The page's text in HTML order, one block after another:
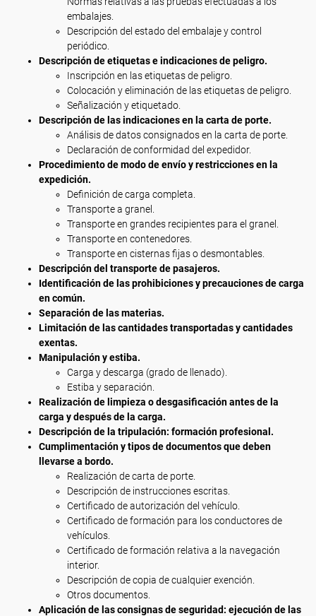
embalajes.
Descripción del estado del embalaje y control
periódico.
Descripción de etiquetas e indicaciones de peligro.
Inscripción en las etiquetas de peligro.
Colocación y eliminación de las etiquetas de peligro.
Señalización y etiquetado.
Descripción de las indicaciones en la carta de porte.
Análisis de datos consignados en la carta de porte.
Declaración de conformidad del expedidor.
Procedimiento de modo de envío y restricciones en la
expedición.
Definición de carga completa.
Transporte a granel.
Transporte en grandes recipientes para el granel.
Transporte en contenedores.
Transporte en cisternas fijas o desmontables.
Descripción del transporte de pasajeros.
Identificación de las prohibiciones y precauciones de carga
en común.
Separación de las materias.
Limitación de las cantidades transportadas y cantidades
exentas.
Manipulación y estiba.
Carga y descarga (grado de llenado).
Estiba y separación.
Realización de limpieza o desgasificación antes de la
carga y después de la carga.
Descripción de la tripulación: formación profesional.
Cumplimentación y tipos de documentos que deben
llevarse a bordo.
Realización de carta de porte.
Descripción de instrucciones escritas.
Certificado de autorización del vehículo.
Certificado de formación para los conductores de
vehículos.
Certificado de formación relativa a la navegación
interior.
Descripción de copia de cualquier exención.
Otros documentos.
Aplicación de las consignas de seguridad: ejecución de las